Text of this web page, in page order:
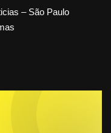
– São Paulo